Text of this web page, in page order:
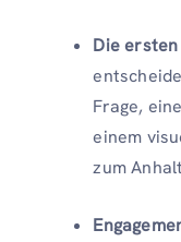
Die
Frage,
einem
zum